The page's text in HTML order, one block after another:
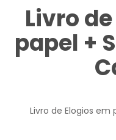
Livro
papel +
Livro de Elogios